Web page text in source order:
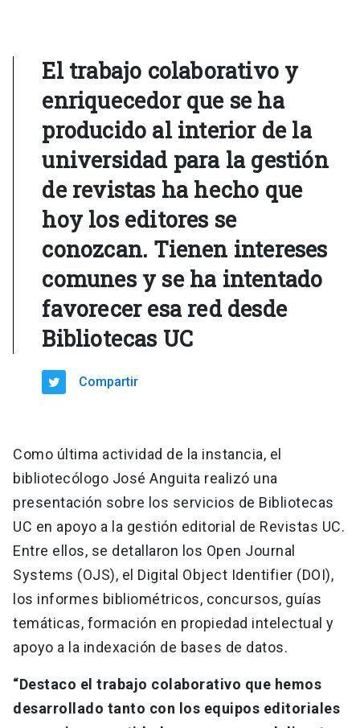
El trabajo colaborativo y
enriquecedor que se ha
producido al interior de la
universidad para la gestión
de revistas ha hecho que
hoy los editores se
conozcan. Tienen intereses
comunes y se ha intentado
favorecer esa red desde
Bibliotecas UC
Compartir
Como última actividad de la instancia, el
bibliotecólogo José Anguita realizó una
presentación sobre los servicios de Bibliotecas
UC en apoyo a la gestión editorial de Revistas UC.
Entre ellos, se detallaron los Open Journal
Systems (OJS), el Digital Object Identifier (DOI),
los informes bibliométricos, concursos, guías
temáticas, formación en propiedad intelectual y
apoyo a la indexación de bases de datos.
“Destaco el trabajo colaborativo que hemos
desarrollado tanto con los equipos editoriales